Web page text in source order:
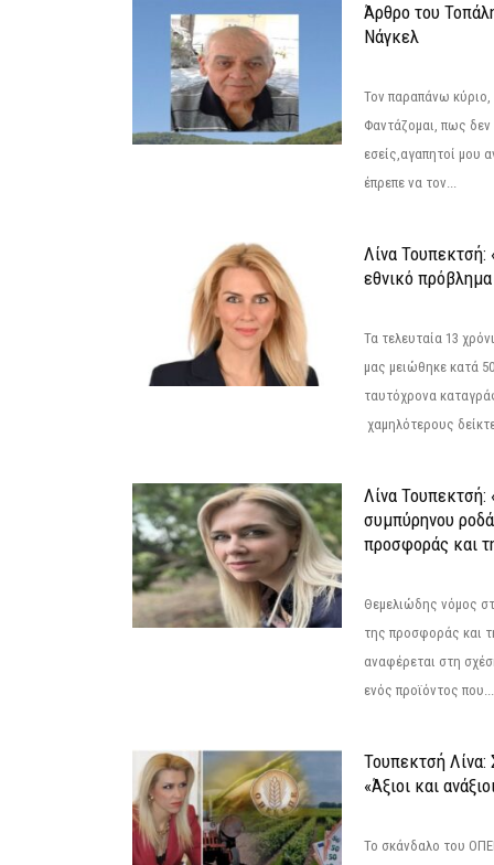
Άρθρο του
Νάγκελ
Τον παραπάνω
Φαντάζομαι, πως δεν
εσείς,αγαπητοί μου
έπρεπε να τον...
Λίνα Τουπεκτσή:
εθνικό πρόβλημα
Τα τελευταία 13
μας μειώθηκε κατά
ταυτόχρονα
χαμηλότερους
Λίνα Τουπεκτσή:
συμπύρηνου
προσφοράς και
Θεμελιώδης νόμος
της προσφοράς και
αναφέρεται στη
ενός προϊόντος που...
Τουπεκτσή
«Άξιοι και
Το σκάνδαλο του